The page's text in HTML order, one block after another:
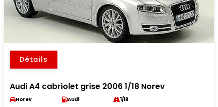
Détails
Audi A4 cabriolet grise 2006 1/18 Norev
Norev Audi 1/18